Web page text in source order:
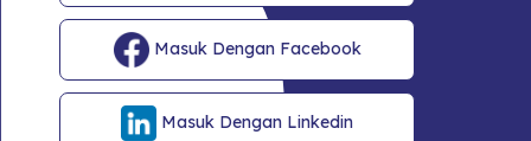
Masuk Dengan Facebook
Masuk Dengan Linkedin